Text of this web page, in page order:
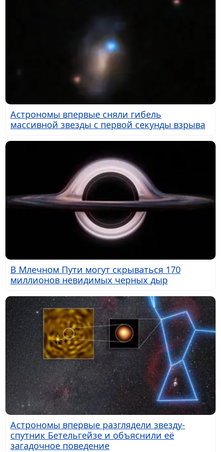
Астрономы впервые сняли гибель
массивной звезды с первой секунды взрыва
В Млечном Пути могут скрываться 170
миллионов невидимых черных дыр
Астрономы впервые разглядели звезду-
спутник Бетельгейзе и объяснили её
загадочное поведение